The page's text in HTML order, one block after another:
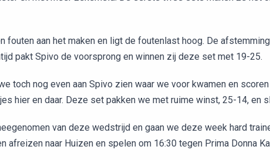
fouten aan het maken en ligt de foutenlast hoog. De
pakt Spivo de voorsprong en winnen zij deze set met 19-25.
toch nog even aan Spivo zien waar we voor kwamen en
hier en daar. Deze set pakken we met ruime winst, 25-14, en
van deze wedstrijd en gaan we deze week hard
afreizen naar Huizen en spelen om 16:30 tegen Prima Donna